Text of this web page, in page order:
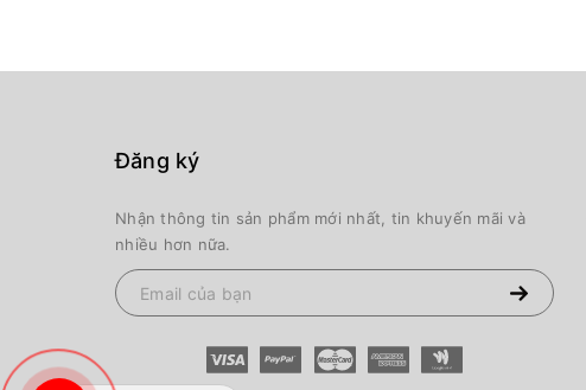
Đăng ký
Nhận thông tin sản phẩm mới nhất, tin khuyến mãi và
nhiều hơn nữa.